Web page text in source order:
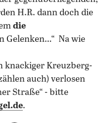
H.R. dann doch die
die
Gelenken…“ Na wie
knackiger Kreuzberg-
auch) verlosen
Straße“ - bitte
.